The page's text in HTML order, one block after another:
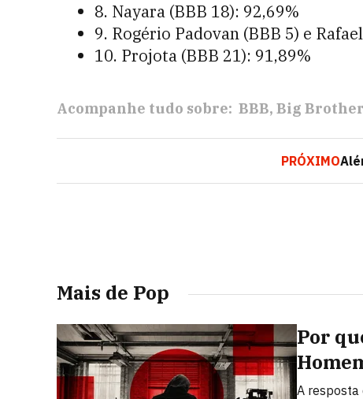
8. Nayara (BBB 18): 92,69%
9. Rogério Padovan (BBB 5) e
10. Projota (BBB 21): 91,89%
Acompanhe tudo sobre: BBB Big
PRÓXIMO
Mais de Pop
Por
A resposta